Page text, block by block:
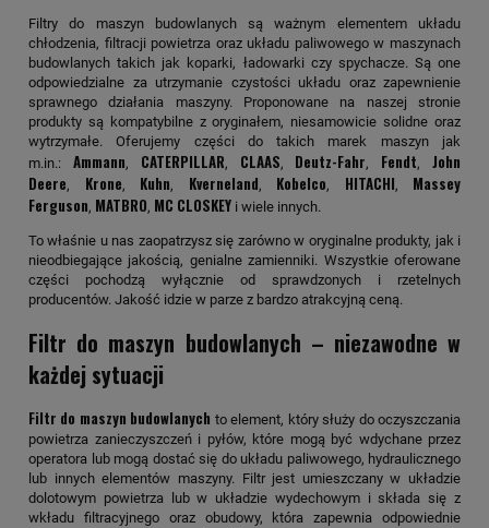
Filtry do maszyn budowlanych są ważnym elementem układu
chłodzenia, filtracji powietrza oraz układu paliwowego w maszynach
budowlanych takich jak koparki, ładowarki czy spychacze. Są one
odpowiedzialne za utrzymanie czystości układu oraz zapewnienie
sprawnego działania maszyny. Proponowane na naszej stronie
produkty są kompatybilne z oryginałem, niesamowicie solidne oraz
wytrzymałe. Oferujemy części do takich marek maszyn jak
m.in.: Ammann, CATERPILLAR, CLAAS, Deutz-Fahr, Fendt,John
Deere, Krone, Kuhn, Kverneland, Kobelco, HITACHI, Massey
Ferguson, MATBRO, MC CLOSKEY i wiele innych.
To właśnie u nas zaopatrzysz się zarówno w oryginalne produkty, jak i
nieodbiegające jakością, genialne zamienniki. Wszystkie oferowane
części pochodzą wyłącznie od sprawdzonych i rzetelnych
producentów. Jakość idzie w parze z bardzo atrakcyjną ceną.
Filtr do maszyn budowlanych – niezawodne w
każdej sytuacji
Filtr do maszyn budowlanych to element, który służy do oczyszczania
powietrza zanieczyszczeń i pyłów, które mogą być wdychane przez
operatora lub mogą dostać się do układu paliwowego, hydraulicznego
lub innych elementów maszyny. Filtr jest umieszczany w układzie
dolotowym powietrza lub w układzie wydechowym i składa się z
wkładu filtracyjnego oraz obudowy, która zapewnia odpowiednie